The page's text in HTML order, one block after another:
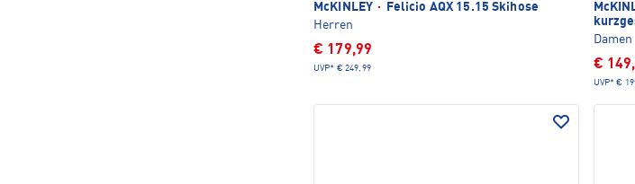
McKINLEY ·
Felicio AQX 15.15 Skihose
Herren
€ 179,99
UVP* € 249,99
Damen
€
UVP* €